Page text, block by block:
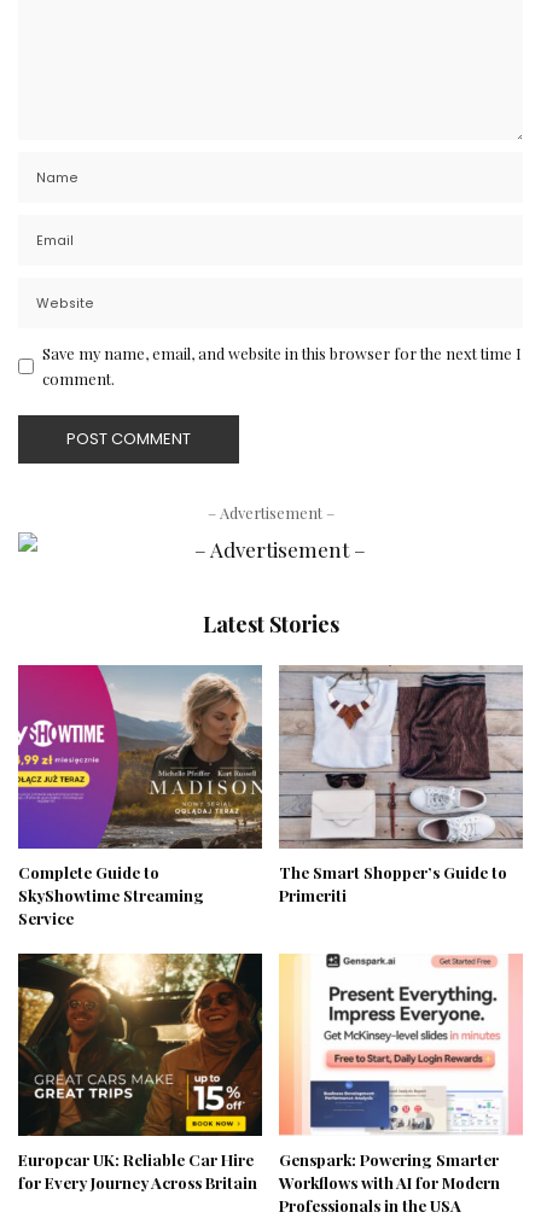
Save my name, email, and website in this browser for the next time I
comment.
– Advertisement –
Latest Stories
Complete Guide to
SkyShowtime Streaming
Service
The Smart Shopper’s Guide to
Primeriti
Europcar UK: Reliable Car Hire
for Every Journey Across Britain
Genspark: Powering Smarter
Workflows with AI for Modern
Professionals in the USA